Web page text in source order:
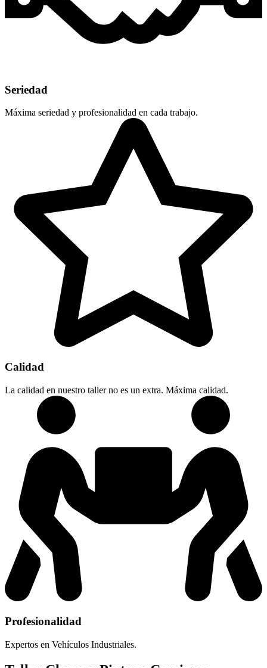
Seriedad
Máxima seriedad y profesionalidad en cada trabajo.
Calidad
La calidad en nuestro taller no es un extra. Máxima calidad.
Profesionalidad
Expertos en Vehículos Industriales.